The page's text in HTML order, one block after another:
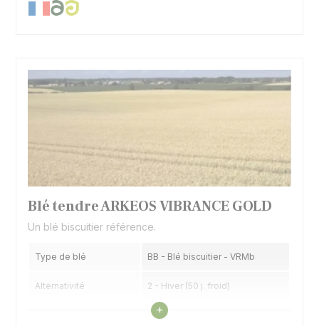
Blé tendre ARKEOS VIBRANCE GOLD
Un blé biscuitier référence.
Type de blé BB - Blé biscuitier - VRMb
Alternativité 2 - Hiver (50 j. froid)
7 - Précoce
Voir les caractéristiques
+